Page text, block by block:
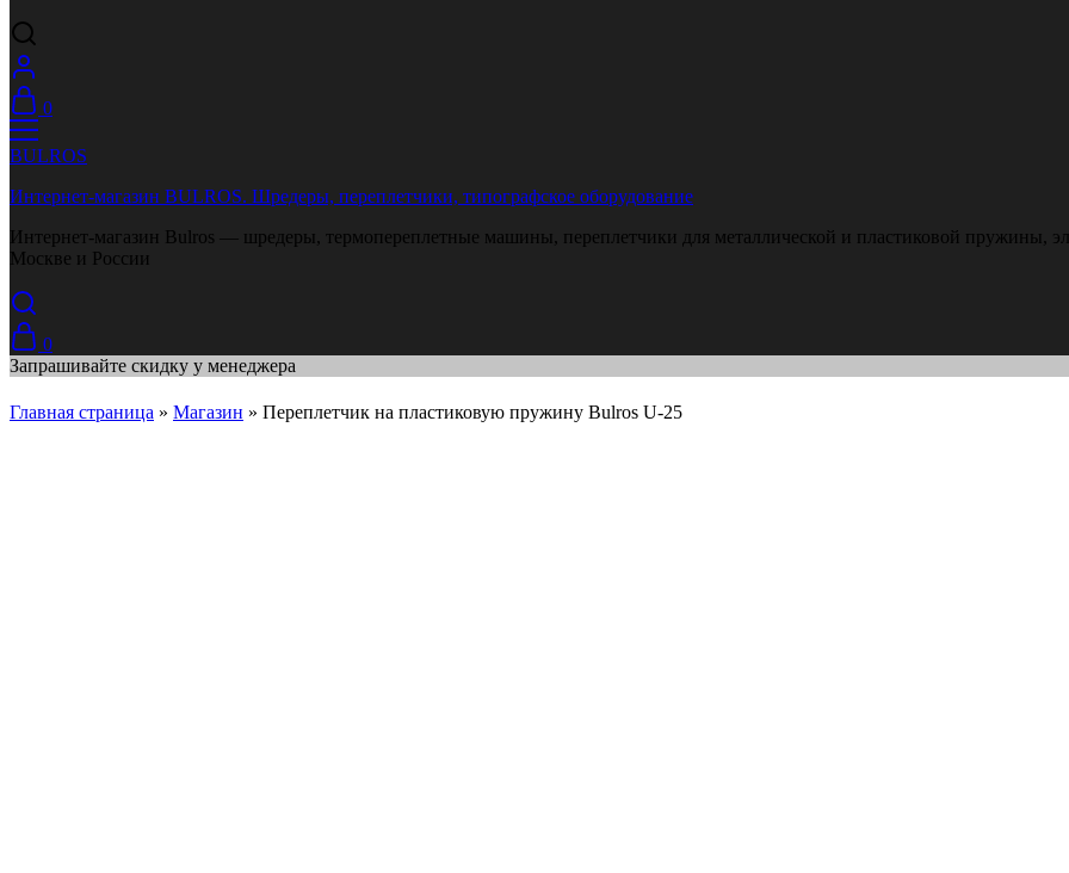
0
BULROS
Интернет-магазин BULROS. Шредеры, переплетчики, типографское оборудование
Интернет-магазин Bulros — шредеры, термопереплетные машины, переплетчики для металлической и пластиковой пружины,
Москве и России
0
Запрашивайте скидку у менеджера
Главная страница » Магазин » Переплетчик на пластиковую пружину Bulros U-25